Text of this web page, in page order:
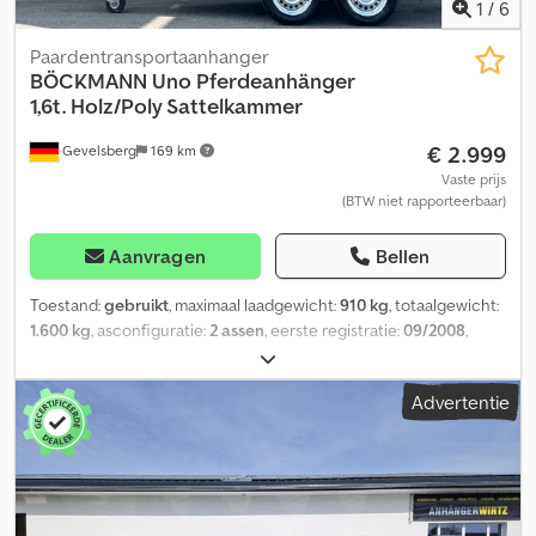
1 / 6
Gevelsberg 169 km
Paardentransportaanhanger
BÖCKMANN Uno Pferdeanhänger
1,6t. Holz/Poly Sattelkammer
€ 2.999
Vaste prijs
(BTW niet rapporteerbaar)
Aanvragen Bellen
Toestand:gebruikt, maximaal laadgewicht:910 kg, totaalgewicht:
1.600 kg, asconfiguratie:2 assen, eerste registratie:09/2008,
03/2027, laadruimte lengte:
laadruimtebreedte:1.302 mm, laadruimtehoogte:2.310 mm, totale
breedte:
, Böckmann Uno *
Paardenaanhanger, model 1,5 * Paardentransportwagen * Eerste
toelating: 09.09.2008 * APK: 03/2027 * Toelaatbaar totaalgewicht:
1600 kg * Nutlast: 910 kg * Leeggewicht: 690 kg * Totale
afmetingen: 4450 x 1825 x 2886 mm * Interne afmetingen: 3122 x
1302 x 2310 mm * Houten vloer * Houten opbouw * Polyester dak
Advertentie